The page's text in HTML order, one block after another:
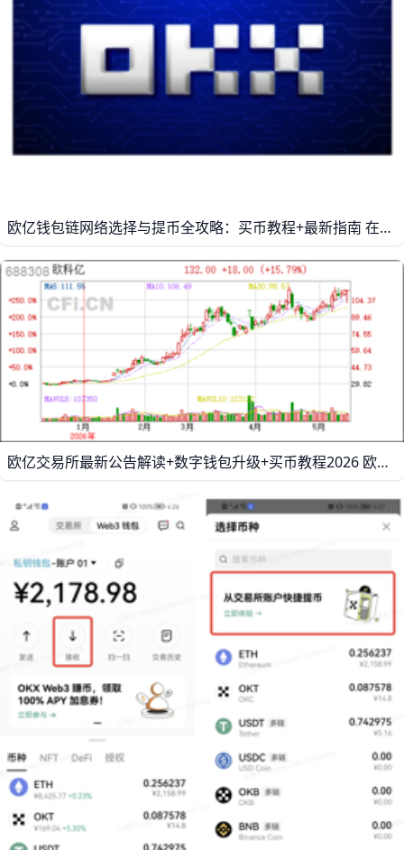
欧亿钱包链网络选择与提币全攻略：买币教程+最新指南 在欧亿（欧交易所）使用数字钱包时，选择正确的链网络是提币和充币的第一步，也是最容易出错的一步。如果网络选错，比如把USDT从欧亿发出到某个钱包时本该用TRC20却选成了ERC20，这笔钱就会卡在链上或无法到账，甚至需要官方协助，耽误好几天时间。以USDT为例，常见网络有TRC20（波场）、ERC20（以太坊）和BEP20（币安智能链），不同钱包和平台支持的网络不同，提币时必须在欧亿的“资产”页面核对目标钱包或平台支持的网络类型，再在“链上提现”里选择完全一致的链。例如你在某钱包看到的收款地址以“0X”开头，一般就是以太坊或BEP20网络；如果是“T”开头，一般就是TRC20网络，选对了链，钱才能顺利到账。
欧亿交易所最新公告解读+数字钱包升级+买币教程2026 欧亿（OK交易所，原名OKEX）作为全球领先的数字资产交易平台，在2026年持续发布重要公告，主要聚焦于合规升级、交易功能优化和安全机制强化三大方向。其中，平台要求所有用户必须完成实名认证加人脸识别才能进行法币交易，这一KYC认证流程覆盖了超过95%的活跃用户。交易功能方面，C2C买币板块新增的「快捷交易」模式让下单时间从原来的平均3分钟缩短到1分钟以内，大幅提升了用户体验。安全机制上，平台强制用户设置安全密钥，目前已有超过70%的用户启用了这一功能，账户被盗风险降低了约60%。